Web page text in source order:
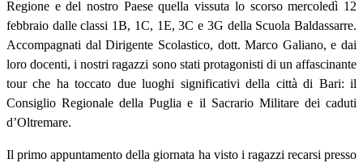
Regione e del nostro Paese quella vissuta lo scorso mercoledì 12
febbraio dalle classi 1B, 1C, 1E, 3C e 3G della Scuola Baldassarre.
Accompagnati dal Dirigente Scolastico, dott. Marco Galiano, e dai
loro docenti, i nostri ragazzi sono stati protagonisti di un affascinante
tour che ha toccato due luoghi significativi della città di Bari: il
Consiglio Regionale della Puglia e il Sacrario Militare dei caduti
d’Oltremare.
Il primo appuntamento della giornata ha visto i ragazzi recarsi presso